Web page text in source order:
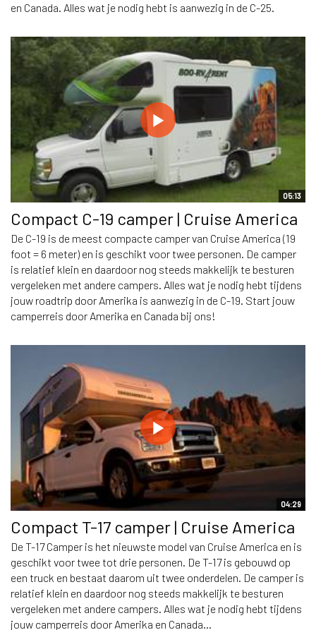
en Canada. Alles wat je nodig hebt is aanwezig in de C-25.
05:13
Compact C-19 camper | Cruise America
De C-19 is de meest compacte camper van Cruise America (19
foot = 6 meter) en is geschikt voor twee personen. De camper
is relatief klein en daardoor nog steeds makkelijk te besturen
vergeleken met andere campers. Alles wat je nodig hebt tijdens
jouw roadtrip door Amerika is aanwezig in de C-19. Start jouw
camperreis door Amerika en Canada bij ons!
04:29
Compact T-17 camper | Cruise America
De T-17 Camper is het nieuwste model van Cruise America en is
geschikt voor twee tot drie personen. De T-17 is gebouwd op
een truck en bestaat daarom uit twee onderdelen. De camper is
relatief klein en daardoor nog steeds makkelijk te besturen
vergeleken met andere campers. Alles wat je nodig hebt tijdens
jouw camperreis door Amerika en Canada...